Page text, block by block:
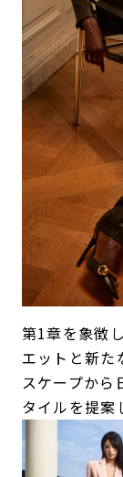
第1章を象徴
エットと新た
スケープから
タイルを提案